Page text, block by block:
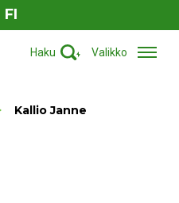
FI
Haku Valikko
Kallio Janne